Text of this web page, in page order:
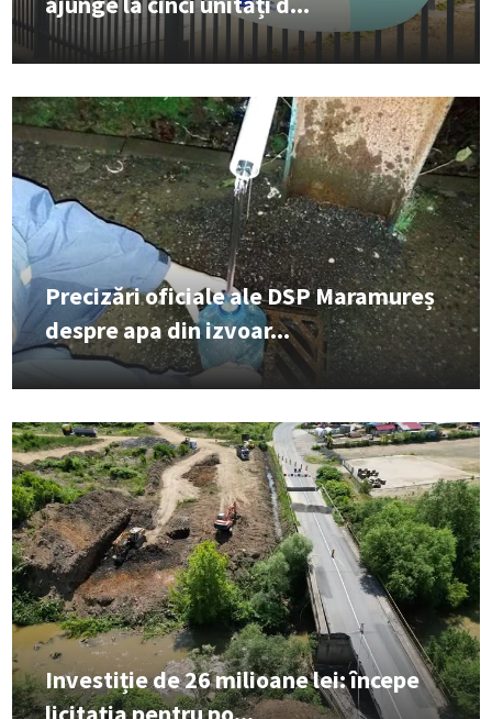
Precizări oficiale ale DSP Maramureș
despre apa din izvoar...
Investiție de 26 milioane lei: începe